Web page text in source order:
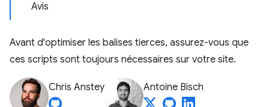
Avis
Avant d'optimiser les balises tierces, assurez-vous que
ces scripts sont toujours nécessaires sur votre site.
Chris Anstey Antoine Bisch